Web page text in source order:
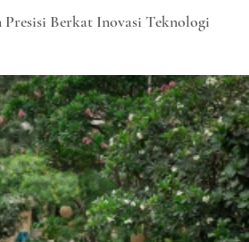
Berkat Inovasi Teknologi